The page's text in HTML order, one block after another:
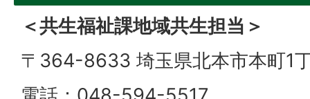
＜共生福祉課地域共生担当＞
〒364-8633 埼玉県北本市本町1